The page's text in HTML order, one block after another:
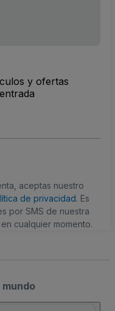
y ofertas
aceptas nuestro
de privacidad. Es
por SMS de nuestra
cualquier momento.